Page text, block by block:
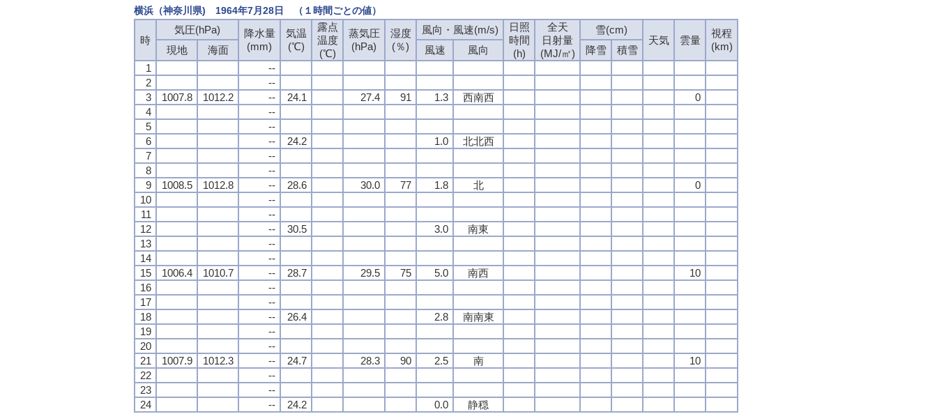
横浜（神奈川県) 1964年7月28日 （１時間ごとの値）
時
気圧(hPa)
降水量
(mm)
気温
(℃)
露点
温度
(℃)
蒸気圧
(hPa)
湿度
(％)
風向・風速(m/s)
日照
時間
(h)
全天
日射量
(MJ/㎡)
雪(cm)
天気
雲量
視程
(km)
現地 海面 風速 風向 降雪
積雪
1
--
2
--
3
1007.8 1012.2 -- 24.1 27.4 91 1.3 西南西
0
4
--
5
--
6
-- 24.2 1.0
北北西
7
--
8
--
9
1008.5 1012.8 -- 28.6 30.0 77 1.8 北
0
10
--
11
--
12
-- 30.5 3.0
南東
13
--
14
--
15
1006.4 1010.7 -- 28.7 29.5 75 5.0 南西
10
16
--
17
--
18
-- 26.4 2.8
南南東
19
--
20
--
21
1007.9 1012.3 -- 24.7 28.3 90 2.5 南
10
22
--
23
--
24
-- 24.2 0.0 静穏